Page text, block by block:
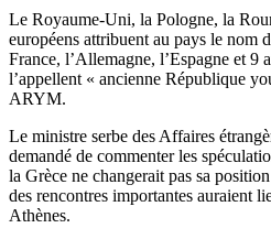
Le Royaume-Uni, la Pologne, la
européens attribuent au pays le nom
France, l’Allemagne, l’Espagne et 9
l’appellent « ancienne République
ARYM.
Le ministre serbe des Affaires
demandé de commenter les
la Grèce ne changerait pas sa
des rencontres importantes auraient
Athènes.